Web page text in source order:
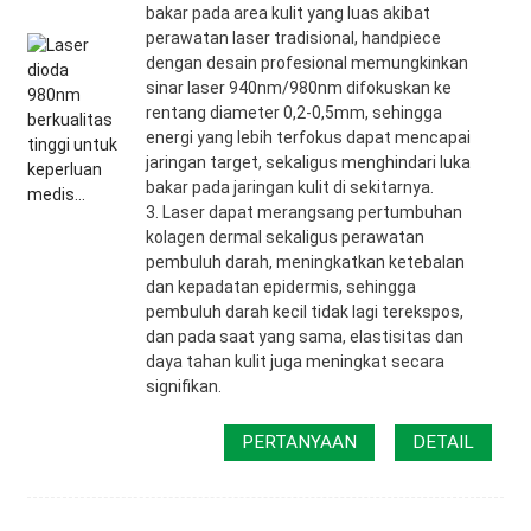
bakar pada area kulit yang luas akibat
perawatan laser tradisional, handpiece
dengan desain profesional memungkinkan
sinar laser 940nm/980nm difokuskan ke
rentang diameter 0,2-0,5mm, sehingga
energi yang lebih terfokus dapat mencapai
jaringan target, sekaligus menghindari luka
bakar pada jaringan kulit di sekitarnya.
3. Laser dapat merangsang pertumbuhan
kolagen dermal sekaligus perawatan
pembuluh darah, meningkatkan ketebalan
dan kepadatan epidermis, sehingga
pembuluh darah kecil tidak lagi terekspos,
dan pada saat yang sama, elastisitas dan
daya tahan kulit juga meningkat secara
signifikan.
PERTANYAAN DETAIL